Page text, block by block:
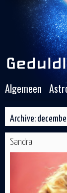
Algemeen
Archive:
Sandra!